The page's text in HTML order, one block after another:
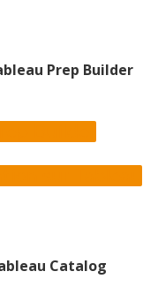
Prep Builder
Catalog